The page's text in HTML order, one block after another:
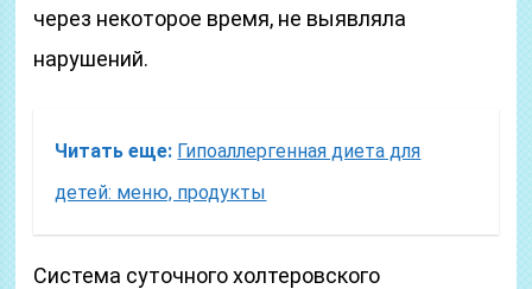
через некоторое время, не выявляла
нарушений.
Читать еще: Гипоаллергенная диета для
детей: меню, продукты
Система суточного холтеровского